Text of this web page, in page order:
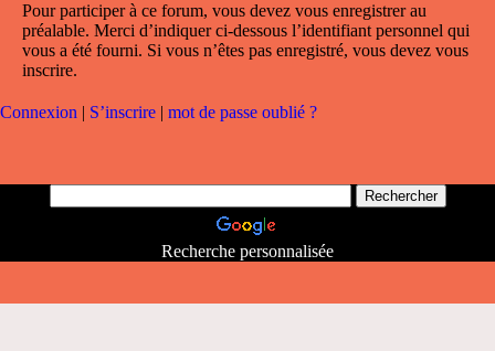
Pour participer à ce forum, vous devez vous enregistrer au
préalable. Merci d’indiquer ci-dessous l’identifiant personnel qui
vous a été fourni. Si vous n’êtes pas enregistré, vous devez vous
inscrire.
Connexion | S’inscrire | mot de passe oublié ?
Recherche personnalisée